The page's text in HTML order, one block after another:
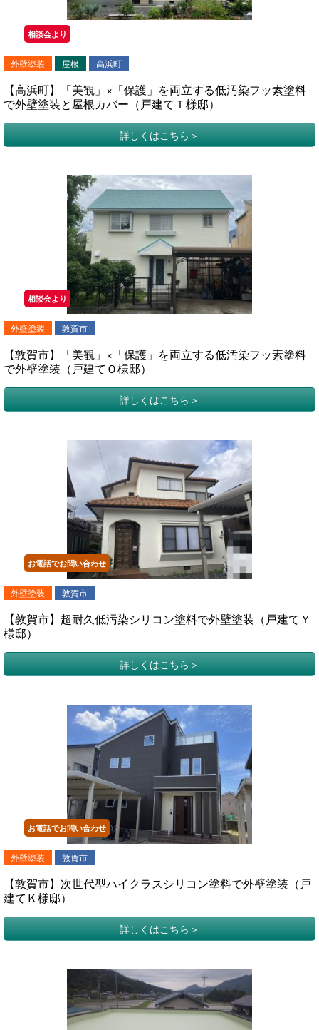
相談会より
外壁塗装 屋根 高浜町
【高浜町】「美観」×「保護」を両立する低汚染フッ素塗料
で外壁塗装と屋根カバー（戸建てＴ様邸）
詳しくはこちら
相談会より
外壁塗装 敦賀市
【敦賀市】「美観」×「保護」を両立する低汚染フッ素塗料
で外壁塗装（戸建てＯ様邸）
詳しくはこちら
お電話でお問い合わせ
外壁塗装 敦賀市
【敦賀市】超耐久低汚染シリコン塗料で外壁塗装（戸建てＹ
様邸）
詳しくはこちら
お電話でお問い合わせ
外壁塗装 敦賀市
【敦賀市】次世代型ハイクラスシリコン塗料で外壁塗装（戸
建てＫ様邸）
詳しくはこちら